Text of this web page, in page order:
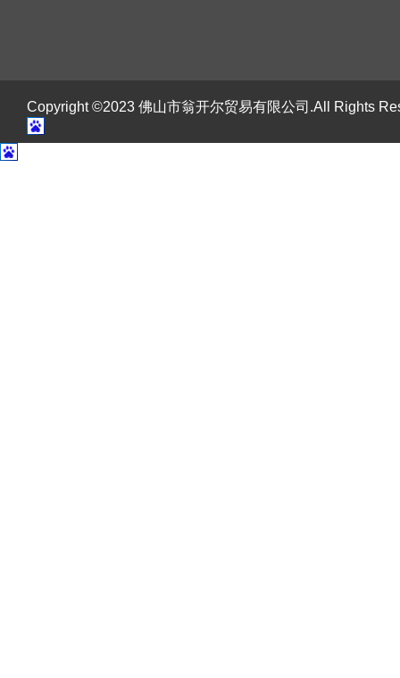
Copyright ©2023 佛山市翁开尔贸易有限公司.All Rights